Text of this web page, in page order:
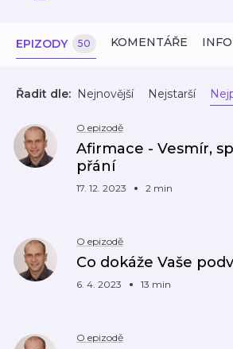
EPIZODY 50 KOMENTÁŘE INFO
Řadit dle: Nejnovější Nejstarší
O epizodě
Afirmace - Vesmír,
přání
17. 12. 2023 2 min
O epizodě
Co dokáže Vaše
6. 4. 2023 13 min
O epizodě